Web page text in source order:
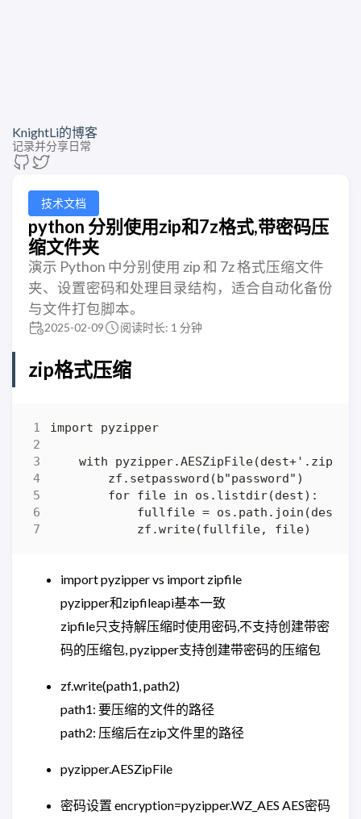
KnightLi的博客
记录并分享日常
技术文档
python 分别使用zip和7z格式,带密码压
缩文件夹
演示 Python 中分别使用 zip 和 7z 格式压缩文件
夹、设置密码和处理目录结构，适合自动化备份
与文件打包脚本。
2025-02-09 阅读时长: 1 分钟
zip格式压缩
import pyzipper vs import zipfile
pyzipper和zipfileapi基本一致
zipfile只支持解压缩时使用密码,不支持创建带密
码的压缩包, pyzipper支持创建带密码的压缩包
zf.write(path1, path2)
path1: 要压缩的文件的路径
path2: 压缩后在zip文件里的路径
pyzipper.AESZipFile
密码设置 encryption=pyzipper.WZ_AES AES密码